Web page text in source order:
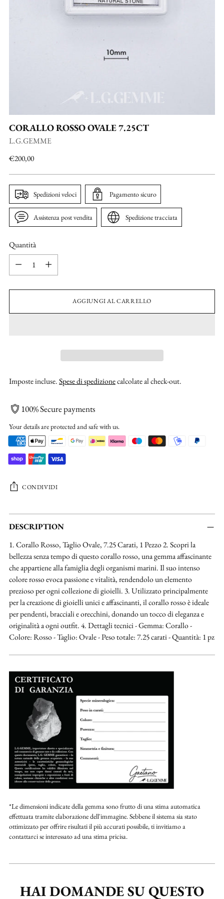
CORALLO ROSSO OVALE 7.25CT
L.G.GEMME
Prezzo
€200,00
Spedizioni veloci Pagamento sicuro
Assistenza post vendita Spedizione tracciata
Quantità
Quantità
AGGIUNGI AL CARRELLO
Imposte incluse.Spese di spedizionecalcolate al check-out.
100% Secure payments
Your details are protected and safe with us.
CONDIVIDI
Aggiungere
un
al
carrello...
DESCRIPTION
1. Corallo Rosso, Taglio Ovale, 7.25 Carati, 1 Pezzo 2. Scopri la
bellezza senza tempo di questo corallo rosso, una gemma affascinante
che appartiene alla famiglia degli organismi marini. Il suo intenso
colore rosso evoca passione e vitalità, rendendolo un elemento
prezioso per ogni collezione di gioielli. 3. Utilizzato principalmente
per la creazione di gioielli unici e affascinanti, il corallo rosso è ideale
per pendenti, bracciali e orecchini, donando un tocco di eleganza e
originalità a ogni outfit. 4. Dettagli tecnici - Gemma: Corallo -
Colore: Rosso - Taglio: Ovale - Peso totale: 7.25 carati - Quantità: 1 pz
*Le dimensioni indicate della gemma sono frutto di una stima automatica
effettuata tramite elaborazione dell'immagine. Sebbene il sistema sia stato
ottimizzato per offrire risultati il più accurati possibile, ti invitiamo a
contattarci se interessato ad una stima pricisa.
HAI DOMANDE SU QUESTO